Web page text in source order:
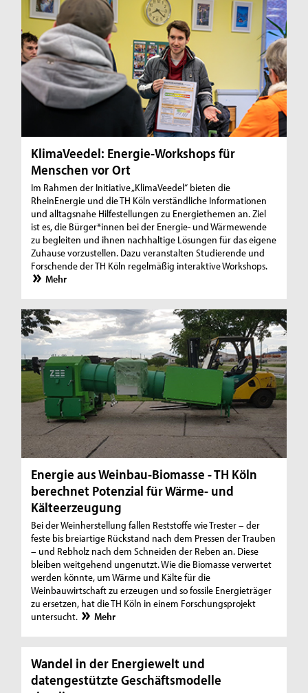
KlimaVeedel: Energie-Workshops für
Menschen vor Ort
Im Rahmen der Initiative „KlimaVeedel“ bieten die
RheinEnergie und die TH Köln verständliche Informationen
und alltagsnahe Hilfestellungen zu Energiethemen an. Ziel
ist es, die Bürger*innen bei der Energie- und Wärmewende
zu begleiten und ihnen nachhaltige Lösungen für das eigene
Zuhause vorzustellen. Dazu veranstalten Studierende und
Forschende der TH Köln regelmäßig interaktive Workshops.
Mehr
Energie aus Weinbau-Biomasse - TH Köln
berechnet Potenzial für Wärme- und
Kälteerzeugung
Bei der Weinherstellung fallen Reststoffe wie Trester – der
feste bis breiartige Rückstand nach dem Pressen der Trauben
– und Rebholz nach dem Schneiden der Reben an. Diese
bleiben weitgehend ungenutzt. Wie die Biomasse verwertet
werden könnte, um Wärme und Kälte für die
Weinbauwirtschaft zu erzeugen und so fossile Energieträger
zu ersetzen, hat die TH Köln in einem Forschungsprojekt
untersucht.
Mehr
Wandel in der Energiewelt und
datengestützte Geschäftsmodelle